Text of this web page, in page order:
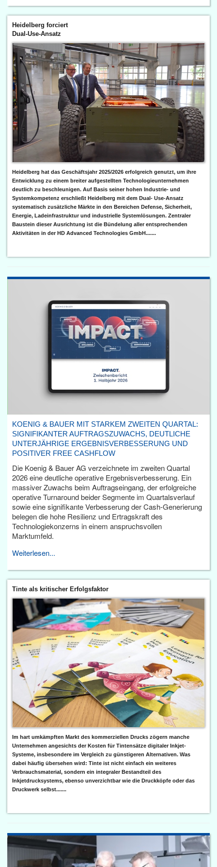
Heidelberg forciert
Dual-Use-Ansatz
Heidelberg hat das Geschäftsjahr 2025/2026 erfolgreich genutzt, um ihre
Entwicklung zu einem breiter aufgestellten Technologieunternehmen
deutlich zu beschleunigen. Auf Basis seiner hohen Industrie- und
Systemkompetenz erschließt Heidelberg mit dem Dual- Use-Ansatz
systematisch zusätzliche Märkte in den Bereichen Defense, Sicherheit,
Energie, Ladeinfrastruktur und industrielle Systemlösungen. Zentraler
Baustein dieser Ausrichtung ist die Bündelung aller entsprechenden
Aktivitäten in der HD Advanced Technologies GmbH.......
KOENIG & BAUER MIT STARKEM ZWEITEN QUARTAL:
SIGNIFIKANTER AUFTRAGSZUWACHS, DEUTLICHE
UNTERJÄHRIGE ERGEBNISVERBESSERUNG UND
POSITIVER FREE CASHFLOW
Die Koenig & Bauer AG verzeichnete im zweiten Quartal
2026 eine deutliche operative Ergebnisverbesserung. Ein
massiver Zuwachs beim Auftragseingang, der erfolgreiche
operative Turnaround beider Segmente im Quartalsverlauf
sowie eine signifikante Verbesserung der Cash-Generierung
belegen die hohe Resilienz und Ertragskraft des
Technologiekonzerns in einem anspruchsvollen
Marktumfeld.
Weiterlesen...
Tinte als kritischer Erfolgsfaktor
Im hart umkämpften Markt des kommerziellen Drucks zögern manche
Unternehmen angesichts der Kosten für Tintensätze digitaler Inkjet-
Systeme, insbesondere im Vergleich zu günstigeren Alternativen. Was
dabei häufig übersehen wird: Tinte ist nicht einfach ein weiteres
Verbrauchsmaterial, sondern ein integraler Bestandteil des
Inkjetdrucksystems, ebenso unverzichtbar wie die Druckköpfe oder das
Druckwerk selbst.......